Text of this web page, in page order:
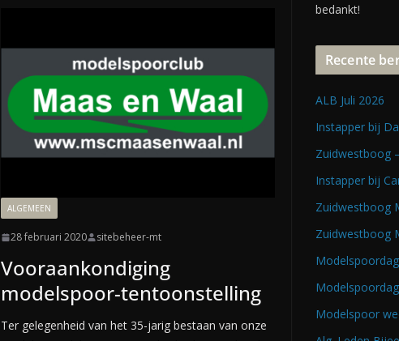
ALGEMEEN
28 februari 2020 sitebeheer-mt
Vooraankondiging
modelspoor-tentoonstelling
Ter gelegenheid van het 35-jarig bestaan van onze
bedankt!
Recente
ALB Juli 2026
Instapper bij
Zuidwestboog
Instapper bij
Zuidwestboog
Zuidwestboog
Modelspoor